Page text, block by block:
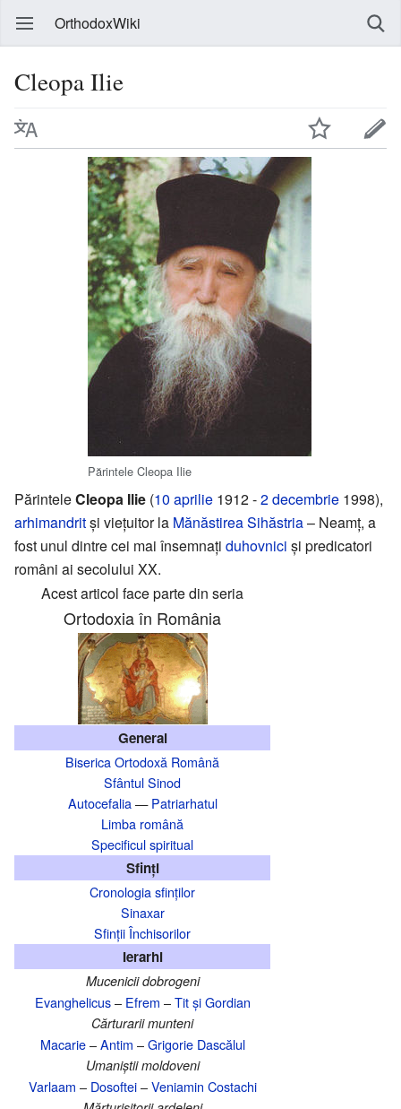
OrthodoxWiki
Cleopa Ilie
Părintele Cleopa Ilie
PărinteleCleopa Ilie (10 aprilie 1912 -2 decembrie 1998),
arhimandritși viețuitor la Mănăstirea Sihăstria– Neamț, a
fost unul dintre cei mai însemnați duhovnici și predicatori
români ai secolului XX.
Acest articol face parte din seria
Ortodoxia în România
General
Biserica Ortodoxă Română
Sfântul Sinod
Autocefalia—Patriarhatul
Limba română
Specificul spiritual
Sfinți
Cronologia sfinților
Sinaxar
Sfinții Închisorilor
Ierarhi
Mucenicii dobrogeni
Evanghelicus– Efrem –Tit și Gordian
Cărturarii munteni
Macarie–Antim –Grigorie Dascălul
Umaniștii moldoveni
Varlaam – Dosoftei–Veniamin Costachi